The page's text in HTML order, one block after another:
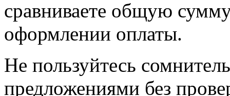
сравниваете общую
оформлении оплаты.
Не пользуйтесь
предложениями без